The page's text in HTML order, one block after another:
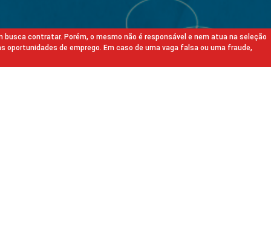
contratar. Porém, o mesmo não é responsável e nem atua na seleção
de emprego. Em caso de uma vaga falsa ou uma fraude,